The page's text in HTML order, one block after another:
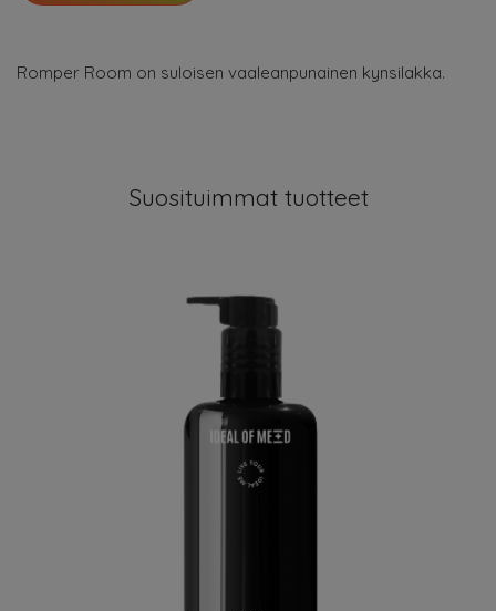
Romper Room on suloisen vaaleanpunainen kynsilakka.
Suosituimmat tuotteet